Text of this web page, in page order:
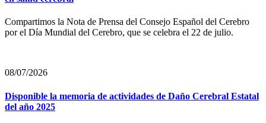
Compartimos la Nota de Prensa del Consejo Español del Cerebro
por el Día Mundial del Cerebro, que se celebra el 22 de julio.
08/07/2026
Disponible la memoria de actividades de Daño Cerebral Estatal
del año 2025